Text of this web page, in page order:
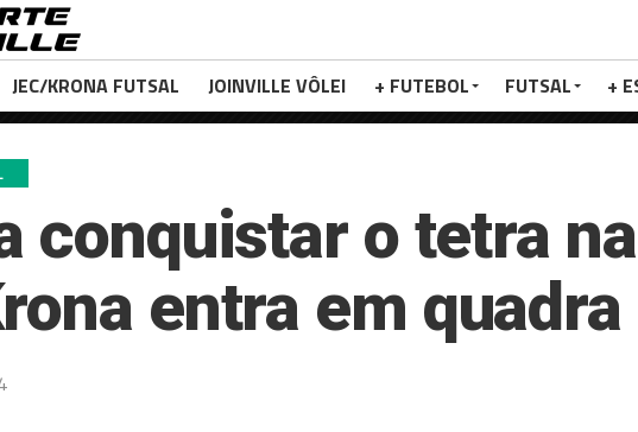
JEC/KRONA FUTSAL JOINVILLE VÔLEI + FUTEBOL FUTSAL +
conquistar o tetra
entra em quadra